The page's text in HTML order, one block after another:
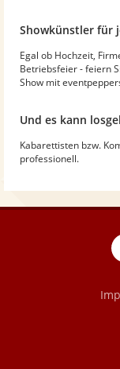
Showkünstler für
Egal ob Hochzeit,
Betriebsfeier - feiern
Show mit
Und es kann
Kabarettisten bzw.
professionell.